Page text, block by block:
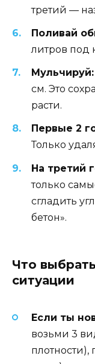
третий —
Поливай
литров под
Мульчируй:
см. Это
расти.
Первые 2
Только
На третий
только
сгладить
бетон».
Что
ситуации
Если ты
возьми 3